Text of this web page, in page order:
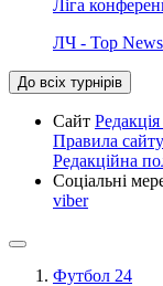
Ліга
ЛЧ - Top News
До всіх турнірів
Сайт Редакція
Правила сайту
Редакційна
Соціальні
viber
Футбол 24